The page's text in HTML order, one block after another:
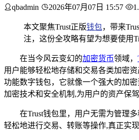
qbadmin 2026年07月07日 15:57
本文聚焦Trust正版钱包，带来
注，这份全攻略有望为想要使用
在当今风云变幻的加密货币领域，
用户能够轻松地存储和交易各类加密
功能数字钱包，它就像一个强大的加
加密技术和安全机制,为用户的资产保驾
在Trust钱包里，用户无需为管理
轻松地进行交易、转账等操作,真正实